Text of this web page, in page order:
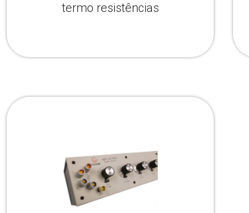
termo resistências